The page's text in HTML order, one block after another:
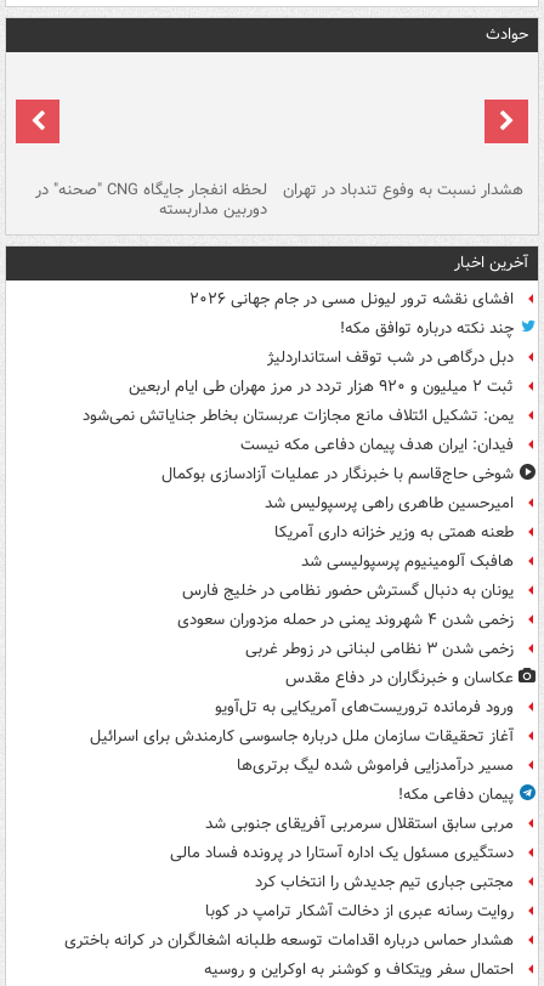
حوادث
هشدار نسبت به وفوع تندباد در تهران لحظه انفجار جایگاه CNG "صحنه" در
دوربین مداربسته
آخرین اخبار
افشای نقشه ترور لیونل مسی در جام جهانی ۲۰۲۶
چند نکته درباره توافق مکه!
دبل درگاهی در شب توقف استانداردلیژ
ثبت ۲ میلیون و ۹۲۰ هزار تردد در مرز مهران طی ایام اربعین
یمن: تشکیل ائتلاف مانع مجازات عربستان بخاطر جنایاتش نمی‌شود
فیدان: ایران هدف پیمان دفاعی مکه نیست
شوخی حاج‌قاسم با خبرنگار در عملیات آزادسازی بوکمال
امیرحسین طاهری راهی پرسپولیس شد
طعنه همتی به وزیر خزانه داری آمریکا
هافبک آلومینیوم پرسپولیسی شد
یونان به دنبال گسترش حضور نظامی در خلیج فارس
زخمی شدن ۴ شهروند یمنی در حمله مزدوران سعودی
زخمی شدن ۳ نظامی لبنانی در زوطر غربی
عکاسان و خبرنگاران در دفاع مقدس
ورود فرمانده تروریست‌های آمریکایی به تل‌آویو
آغاز تحقیقات سازمان ملل درباره جاسوسی کارمندش برای اسرائیل
مسیر درآمدزایی فراموش شده لیگ برتری‌ها
پیمان دفاعی مکه!
مربی سابق استقلال سرمربی آفریقای جنوبی شد
دستگیری مسئول یک اداره آستارا در پرونده فساد مالی
مجتبی جباری تیم جدیدش را انتخاب کرد
روایت رسانه عبری از دخالت آشکار ترامپ در کوبا
هشدار حماس درباره اقدامات توسعه طلبانه اشغالگران در کرانه باختری
احتمال سفر ویتکاف و کوشنر به اوکراین و روسیه